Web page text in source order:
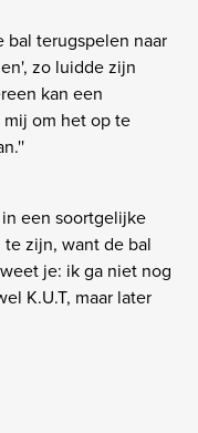
bal terugspelen naar
zo luidde zijn
kan een
mij om het op te
een soortgelijke
zijn, want de bal
je: ik ga niet nog
K.U.T, maar later